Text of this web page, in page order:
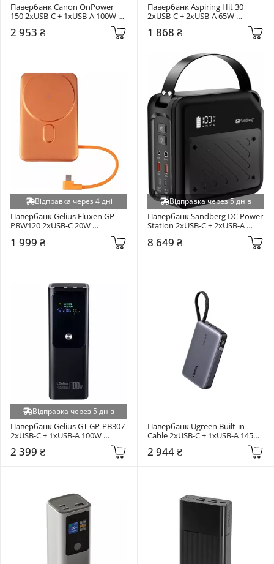
Павербанк Canon OnPower
150 2xUSB-C + 1xUSB-A 100W
CPB150DG)
2 953 ₴
Павербанк Aspiring Hit 30
2xUSB-C + 2xUSB-A 65W
1 868 ₴
Відправка через 4 дні
Павербанк Gelius Fluxen GP-
PBW120 2xUSB-C 20W
1 999 ₴
Відправка через 5 днів
Павербанк Sandberg DC Power
Station 2xUSB-C + 2xUSB-A
100W 72000mAh Black (421-22)
8 649 ₴
Відправка через 5 днів
Павербанк Gelius GT GP-PB307
2xUSB-C + 1xUSB-A 100W
2 399 ₴
Павербанк Ugreen Built-in
Cable 2xUSB-C + 1xUSB-A 145W
2 944 ₴